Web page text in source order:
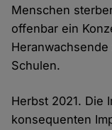
Menschen
offenbar ein
Schulen.
Herbst 2021. Die
konsequenten